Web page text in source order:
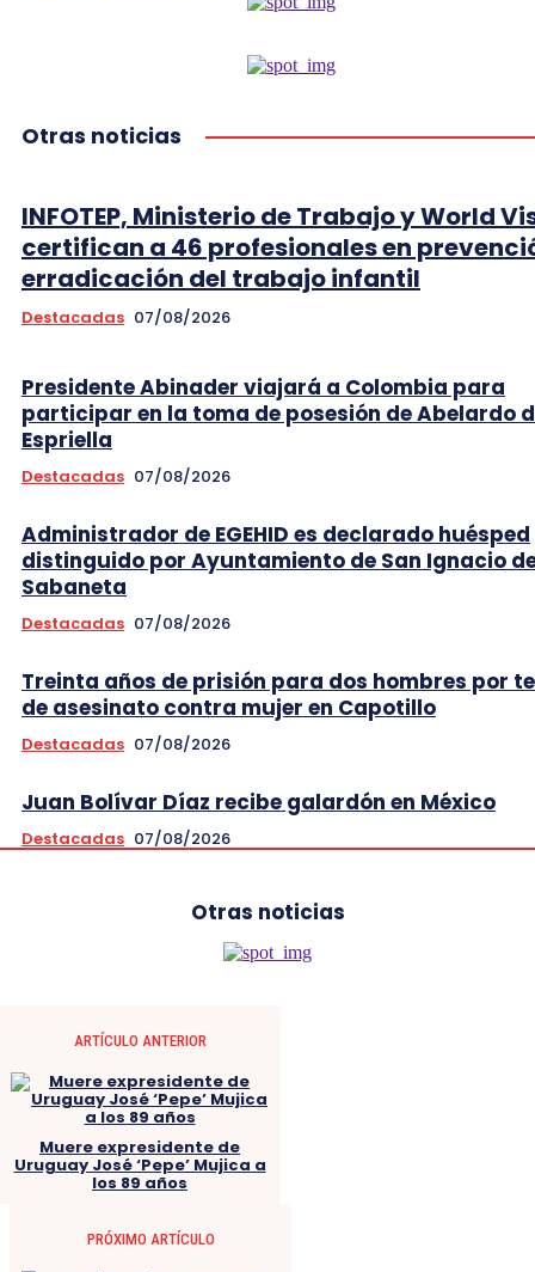
Otras noticias
INFOTEP, Ministerio de Trabajo y World
certifican a 46 profesionales en
erradicación del trabajo infantil
Destacadas 07/08/2026
Presidente Abinader viajará a Colombia para
participar en la toma de posesión de Abelardo
Espriella
Destacadas 07/08/2026
Administrador de EGEHID es declarado huésped
distinguido por Ayuntamiento de San Ignacio
Sabaneta
Destacadas 07/08/2026
Treinta años de prisión para dos hombres por
de asesinato contra mujer en Capotillo
Destacadas 07/08/2026
Juan Bolívar Díaz recibe galardón en México
Destacadas 07/08/2026
Otras noticias
ARTÍCULO ANTERIOR
Muere expresidente de
Uruguay José ‘Pepe’ Mujica a
los 89 años
PRÓXIMO ARTÍCULO